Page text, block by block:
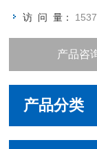
访 问 量： 1537
产品咨
产品分类